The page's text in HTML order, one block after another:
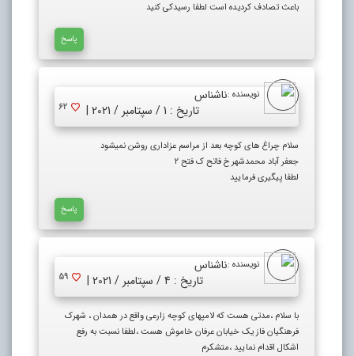
باعث تصادف کردیده است لطفا رسیدکی کنید
پاسخ
نویسنده :ناشناس
تاریخ : 1 / سپتامبر / 2021 |
62
سلام چراغ های کوچه بعد از مراسم عزاداری روشن نمیشود
جعفر آباد محمدشهر خ فاتح ک فتح ۲
لطفا پیگیری فرمایید
پاسخ
نویسنده :ناشناس
تاریخ : 4 / سپتامبر / 2021 |
59
با سلام ،مدتی هست که لامپهای کوچه زارعی واقع در همدان ، شهرک
فرهنگیان فاز یک خیابان عرفان خاموش هست ،لطفا نسبت به رفع
اشکال اقدام نمایید ،متشکرم